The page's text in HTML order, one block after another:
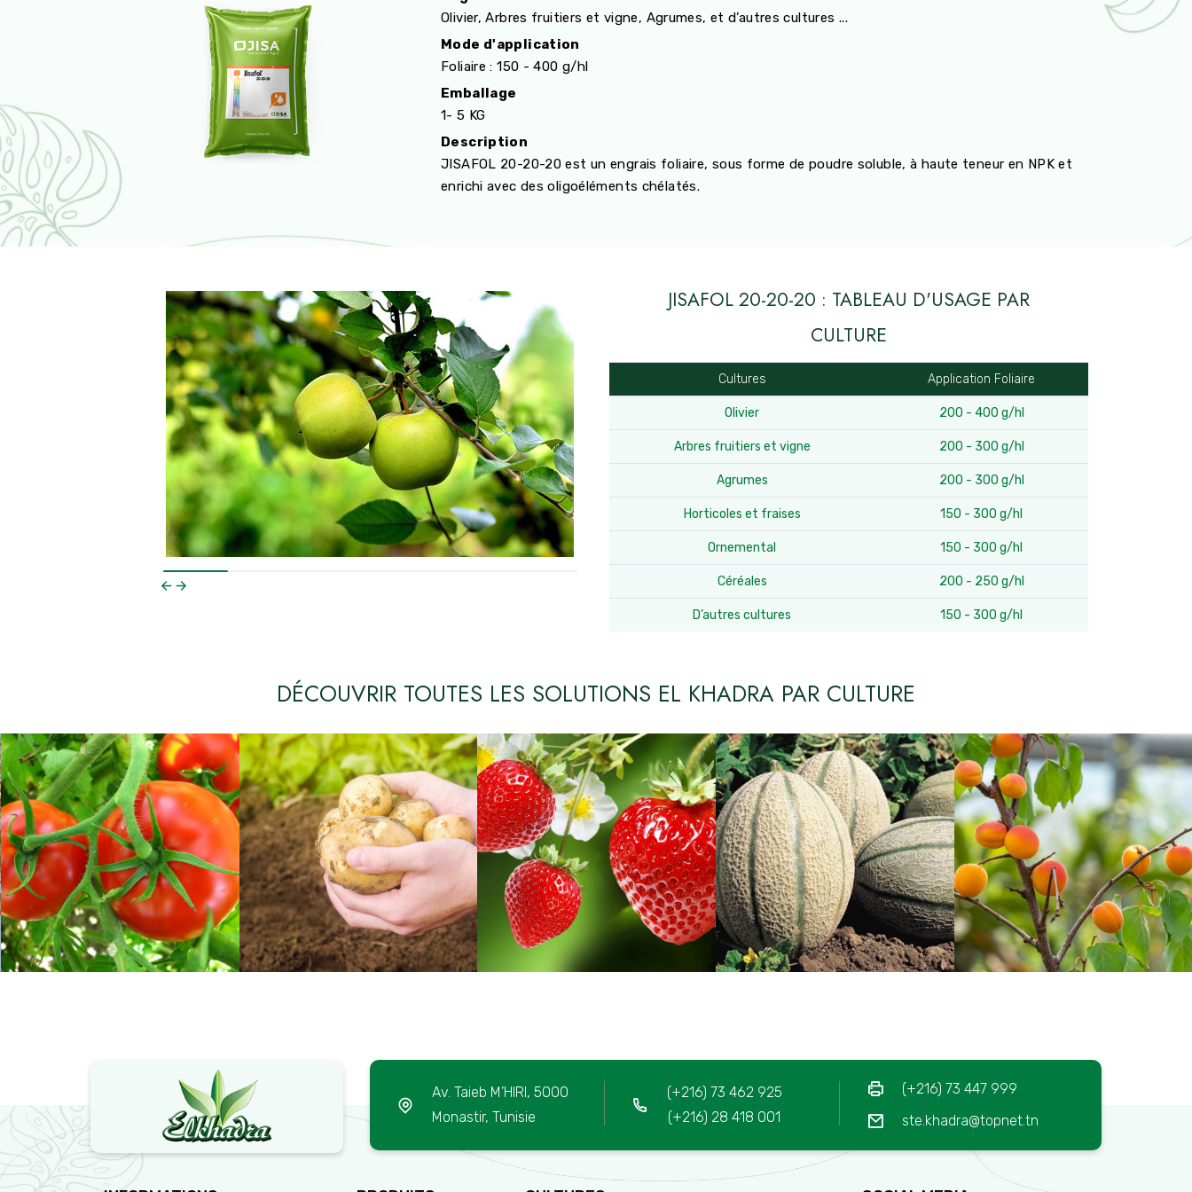
Olivier, Arbres fruitiers et vigne, Agrumes, et d’autres cultures ...
Mode d'application
Foliaire : 150 - 400 g/hl
Emballage
1- 5 KG
Description
JISAFOL 20-20-20 est un engrais foliaire, sous forme de poudre soluble, à haute teneur en NPK et
enrichi avec des oligoéléments chélatés.
JISAFOL 20-20-20 : TABLEAU D'USAGE PAR
CULTURE
Cultures Application Foliaire
Olivier 200 - 400 g/hl
Arbres fruitiers et vigne 200 - 300 g/hl
Agrumes 200 - 300 g/hl
Horticoles et fraises 150 - 300 g/hl
Ornemental 150 - 300 g/hl
Céréales 200 - 250 g/hl
D’autres cultures 150 - 300 g/hl
DÉCOUVRIR TOUTES LES SOLUTIONS EL KHADRA PAR CULTURE
Av. Taieb M’HIRI, 5000
Monastir, Tunisie
(+216) 73 462 925
(+216) 28 418 001
(+216) 73 447 999
ste.khadra@topnet.tn